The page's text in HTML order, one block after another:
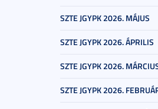
SZTE JGYPK 2026. MÁJUS
SZTE JGYPK 2026. ÁPRILIS
SZTE JGYPK 2026.
SZTE JGYPK 2026.